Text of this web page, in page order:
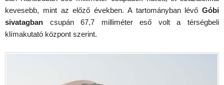
kevesebb, mint az előző években. A tartományban lévő Góbi
sivatagban csupán 67,7 milliméter eső volt a térségbeli
klímakutató központ szerint.